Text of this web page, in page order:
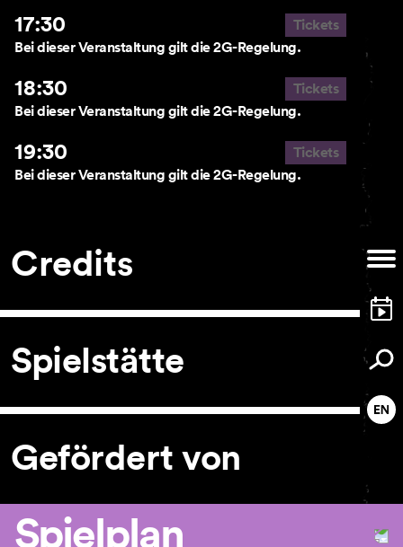
17:30
Tickets
Bei dieser Veranstaltung gilt die 2G-Regelung.
18:30
Tickets
Bei dieser Veranstaltung gilt die 2G-Regelung.
19:30
Tickets
Bei dieser Veranstaltung gilt die 2G-Regelung.
Credits
Spielstätte
Gefördert von
Spielplan